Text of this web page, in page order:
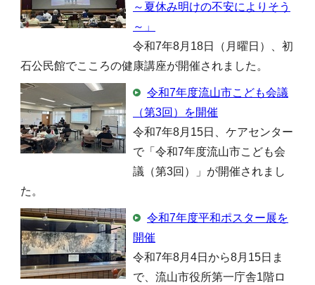
～夏休み明けの不安によりそう
～」
令和7年8月18日（月曜日）、初
石公民館でこころの健康講座が開催されました。
令和7年度流山市こども会議
（第3回）を開催
令和7年8月15日、ケアセンター
で「令和7年度流山市こども会
議（第3回）」が開催されまし
た。
令和7年度平和ポスター展を
開催
令和7年8月4日から8月15日ま
で、流山市役所第一庁舎1階ロ